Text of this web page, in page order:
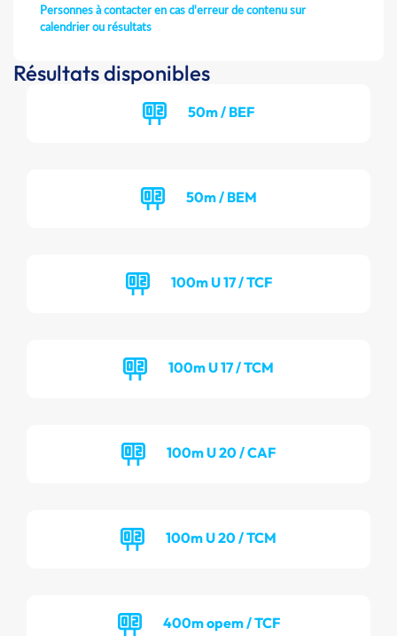
Personnes à contacter en cas d'erreur de contenu sur
calendrier ou résultats
Résultats disponibles
50m / BEF
50m / BEM
100m U 17 / TCF
100m U 17 / TCM
100m U 20 / CAF
100m U 20 / TCM
400m opem / TCF